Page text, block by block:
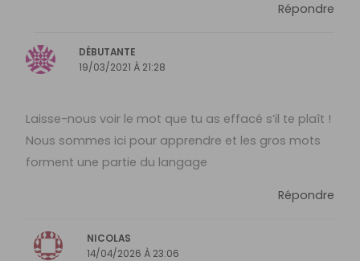
Répondre
DÉBUTANTE
19/03/2021 À 21:28
Laisse-nous voir le mot que tu as effacé s’il te plaît !
Nous sommes ici pour apprendre et les gros mots
forment une partie du langage
Répondre
NICOLAS
14/04/2026 À 23:06